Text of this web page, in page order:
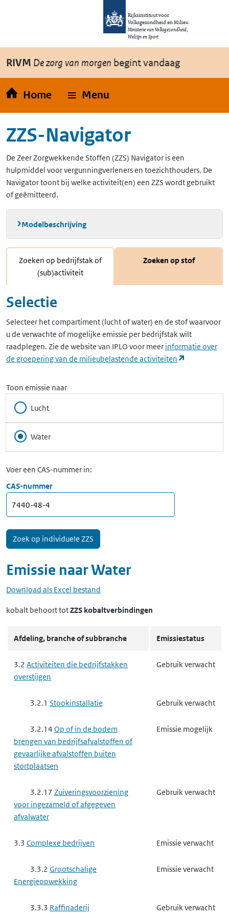
Overslaan en naar de inhoud gaan
Rijksinstituut voor
Volksgezondheid en Milieu
Ministerie van Volksgezondheid,
Welzijn en Sport
RIVM De zorg van morgen begint vandaag
Home Menu
ZZS-Navigator
De Zeer Zorgwekkende Stoffen (ZZS) Navigator is een
hulpmiddel voor vergunningverleners en toezichthouders. De
Navigator toont bij welke activiteit(en) een ZZS wordt gebruikt
of geëmitteerd.
Modelbeschrijving
Zoeken op bedrijfstak of
(sub)activiteit
Zoeken op stof
Selectie
Selecteer het compartiment (lucht of water) en de stof waarvoor
u de verwachte of mogelijke emissie per bedrijfstak wilt
raadplegen. Zie de website van IPLO voor meer informatie over
de groepering van de milieubelastende activiteiten
Toon emissie naar
Lucht
Water
Voer een CAS-nummer in:
CAS-nummer
Emissie naarWater
Download als Excel bestand
kobalt behoort totZZS kobaltverbindingen
Afdeling, branche of subbranche Emissiestatus
3.2 Activiteiten die bedrijfstakken
overstijgen
Gebruik verwacht
3.2.1 Stookinstallatie Gebruik verwacht
3.2.14 Op of in de bodem
brengen van bedrijfsafvalstoffen of
gevaarlijke afvalstoffen buiten
stortplaatsen
Emissie mogelijk
3.2.17 Zuiveringsvoorziening
voor ingezameld of afgegeven
afvalwater
Gebruik verwacht
3.3 Complexe bedrijven Emissie verwacht
3.3.2 Grootschalige
Energieopwekking
Emissie verwacht
3.3.3 Raffinaderij Gebruik verwacht